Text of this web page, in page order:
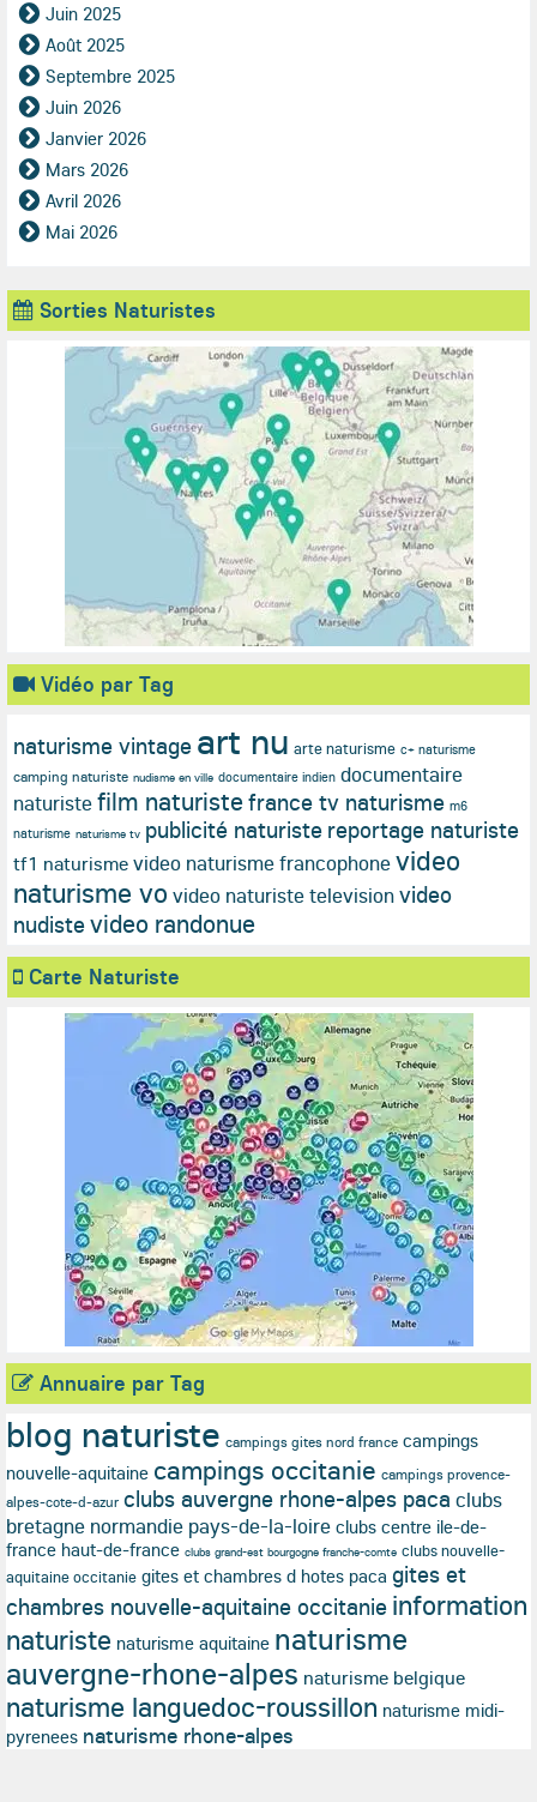
Juin 2025
Août 2025
Septembre 2025
Juin 2026
Janvier 2026
Mars 2026
Avril 2026
Mai 2026
Sorties Naturistes
Vidéo par Tag
naturisme vintage art nu arte naturisme c+ naturisme
camping naturiste nudisme en ville documentaire indien documentaire
naturistefilm naturistefrance tv naturisme m6
naturisme naturisme tv publicité naturiste reportage naturiste
tf1 naturisme video naturisme francophonevideo
naturisme vo video naturiste televisionvideo
nudistevideo randonue
Carte Naturiste
Annuaire par Tag
blog naturiste campings gites nord france campings
nouvelle-aquitaine campings occitanie campings provence-
alpes-cote-d-azur clubs auvergne rhone-alpes paca clubs
bretagne normandie pays-de-la-loire clubs centre ile-de-
france haut-de-france clubs grand-est bourgogne franche-comte clubs nouvelle-
aquitaine occitanie gites et chambres d hotes paca gites et
chambres nouvelle-aquitaine occitanie information
naturiste naturisme aquitaine naturisme
auvergne-rhone-alpes naturisme belgique
naturisme languedoc-roussillon naturisme midi-
pyrenees naturisme rhone-alpes